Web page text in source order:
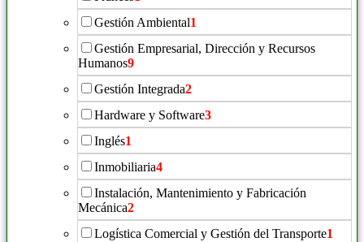
Gestión Ambiental1
Gestión Empresarial, Dirección y Recursos
Humanos9
Gestión Integrada2
Hardware y Software3
Inglés1
Inmobiliaria4
Instalación, Mantenimiento y Fabricación
Mecánica2
Logística Comercial y Gestión del Transporte1